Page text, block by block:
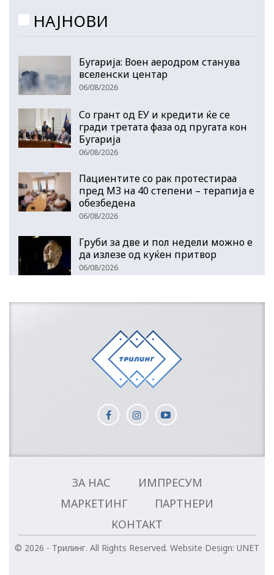
НАЈНОВИ
Бугарија: Воен аеродром станува
вселенски центар
06/08/2026
Со грант од ЕУ и кредити ќе се
гради третата фаза од пругата кон
Бугарија
06/08/2026
Пациентите со рак протестираа
пред МЗ на 40 степени – терапија е
обезбедена
06/08/2026
Груби за две и пол недели можно е
да излезе од куќен притвор
06/08/2026
ЗА НАС
ИМПРЕСУМ
МАРКЕТИНГ
ПАРТНЕРИ
КОНТАКТ
© 2026 - Трилинг. All Rights Reserved. Website Design: UNET